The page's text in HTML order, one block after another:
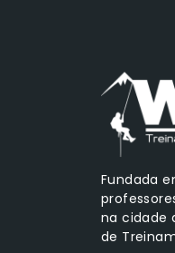
Fundada
na cidade
de